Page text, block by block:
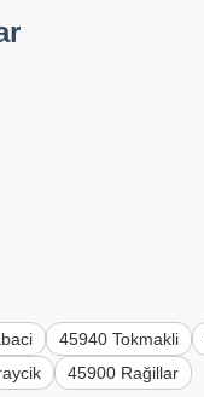
45940 Tokmakli
45900 Rağillar